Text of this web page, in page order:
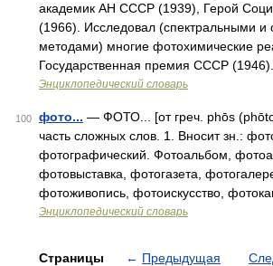
академик АН СССР (1939), Герой
(1966). Исследовал (спектральными и
методами) многие фотохимические
Государственная премия СССР
Энциклопедический словарь
100 фото... — ФОТО... [от греч. phōs
часть сложных слов. 1. Вносит зн.:
фотографический. Фотоальбом,
фотовыставка, фотогазета,
фотоживопись, фотоискусство,
Энциклопедический словарь
Страницы ← Предыдущая